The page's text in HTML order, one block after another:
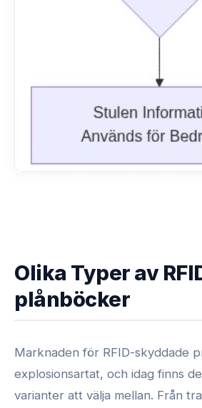
Olika Typer av
plånböcker
Marknaden för RFID-skyddade
explosionsartat, och idag finns
varianter att välja mellan. Från